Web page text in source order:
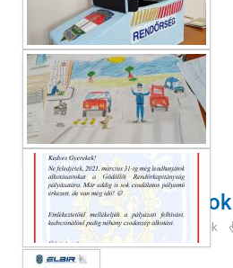
Végrehajtós Csalások
2021-03-03 Rendőrségi hírek